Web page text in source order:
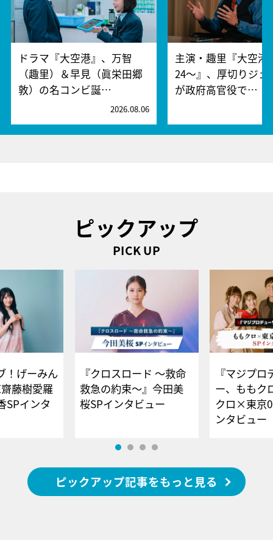
ドラマ『大空港』、万智
（趣里）＆早見（眞栄田郷
敦）の名コンビ誕…
2026.08.06
主演・趣里『大空港
24～』、厚切りジェ
が政府高官役で…
ピックアップ
PICK UP
！げーみん
藤樹愛羅
SPインタ
『クロスロード ～救命
救急の約束～』今田美
桜SPインタビュー
『マジプロ
ー、ももク
クロ×東京
ンタビュー
ピックアップ記事をもっと見る